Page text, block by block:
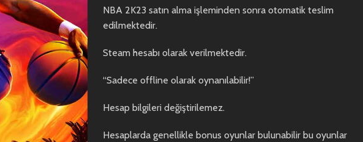
NBA 2K23 satın alma işleminden sonra otomatik teslim
edilmektedir.
Steam hesabı olarak verilmektedir.
“Sadece offline olarak oynanılabilir!”
Hesap bilgileri değiştirilemez.
Hesaplarda genellikle bonus oyunlar bulunabilir bu oyunlar